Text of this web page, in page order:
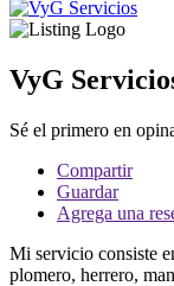
VyG
Sé el primero en
Compartir
Guardar
Agrega una
Mi servicio consiste
plomero, herrero,